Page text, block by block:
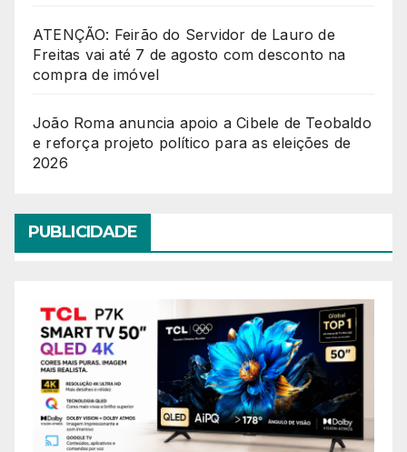
ATENÇÃO: Feirão do Servidor de Lauro de
Freitas vai até 7 de agosto com desconto na
compra de imóvel
João Roma anuncia apoio a Cibele de Teobaldo
e reforça projeto político para as eleições de
2026
PUBLICIDADE